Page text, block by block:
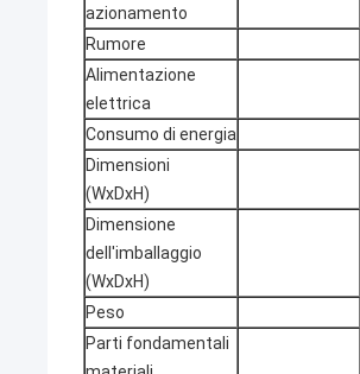
azionamento
Rumore
Alimentazione
elettrica
Consumo di energia
Dimensioni
(WxDxH)
Dimensione
dell'imballaggio
(WxDxH)
Peso
Parti fondamentali